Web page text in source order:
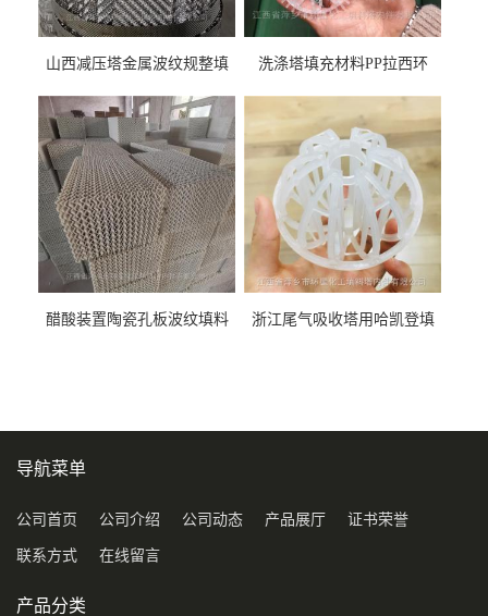
山西减压塔金属波纹规整填
料
洗涤塔填充材料PP拉西环
醋酸装置陶瓷孔板波纹填料
浙江尾气吸收塔用哈凯登填
导航菜单
公司首页 公司介绍 公司动态 产品展厅 证书荣誉
联系方式 在线留言
产品分类